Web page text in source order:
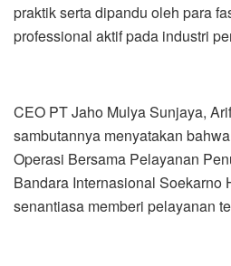
praktik serta dipandu oleh para
professional aktif pada industri
CEO PT Jaho Mulya Sunjaya,
sambutannya menyatakan
Operasi Bersama Pelayanan
Bandara Internasional Soekarno
senantiasa memberi pelayanan